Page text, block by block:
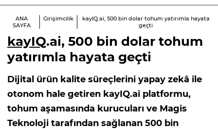
ANA
SAYFA
Girişimcilik
kayIQ.ai, 500 bin dolar tohum yatırımla hayata
geçti
kayIQ.ai, 500 bin dolar tohum
yatırımla hayata geçti
Dijital ürün kalite süreçlerini yapay zekâ ile
otonom hale getiren kayIQ.ai platformu,
tohum aşamasında kurucuları ve Magis
Teknoloji tarafından sağlanan 500 bin